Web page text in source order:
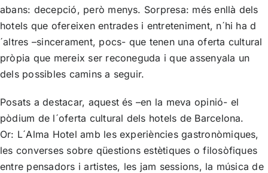
abans: decepció, però menys. Sorpresa: més enllà dels
hotels que ofereixen entrades i entreteniment, n´hi ha d
´altres –sincerament, pocs- que tenen una oferta cultural
pròpia que mereix ser reconeguda i que assenyala un
dels possibles camins a seguir.
Posats a destacar, aquest és –en la meva opinió- el
pòdium de l´oferta cultural dels hotels de Barcelona.
Or: L´Alma Hotel amb les experiències gastronòmiques,
les converses sobre qüestions estètiques o filosòfiques
entre pensadors i artistes, les jam sessions, la música de